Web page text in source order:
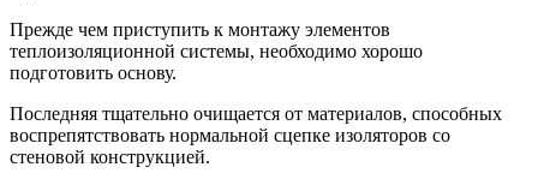
Прежде чем приступить к монтажу элементов
теплоизоляционной системы, необходимо хорошо
подготовить основу.
Последняя тщательно очищается от материалов, способных
воспрепятствовать нормальной сцепке изоляторов со
стеновой конструкцией.